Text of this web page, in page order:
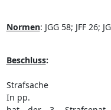
Normen: JGG 58; JFF 26;
Beschluss:
Strafsache
In pp.